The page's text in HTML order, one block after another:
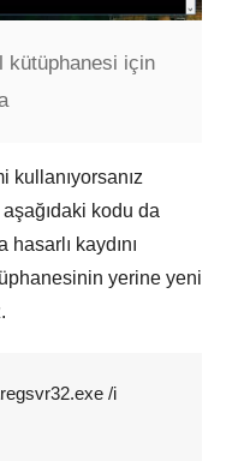
kütüphanesi için
kullanıyorsanız
kodu da
hasarlı kaydını
yerine yeni
/i